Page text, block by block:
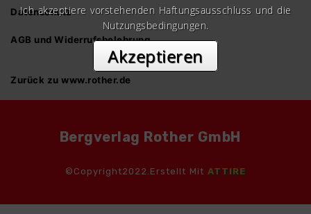
Datenschutz
AGB und Widerrufsbelehrung
Zurück zu www.rother.de
Bergverlag Rother GmbH
©Copyright2022.Erstellt Mit ATTIRE
Ich akzeptiere vorstehenden Haftungsausschluss und die
Nutzungsbedingungen.
Akzeptieren